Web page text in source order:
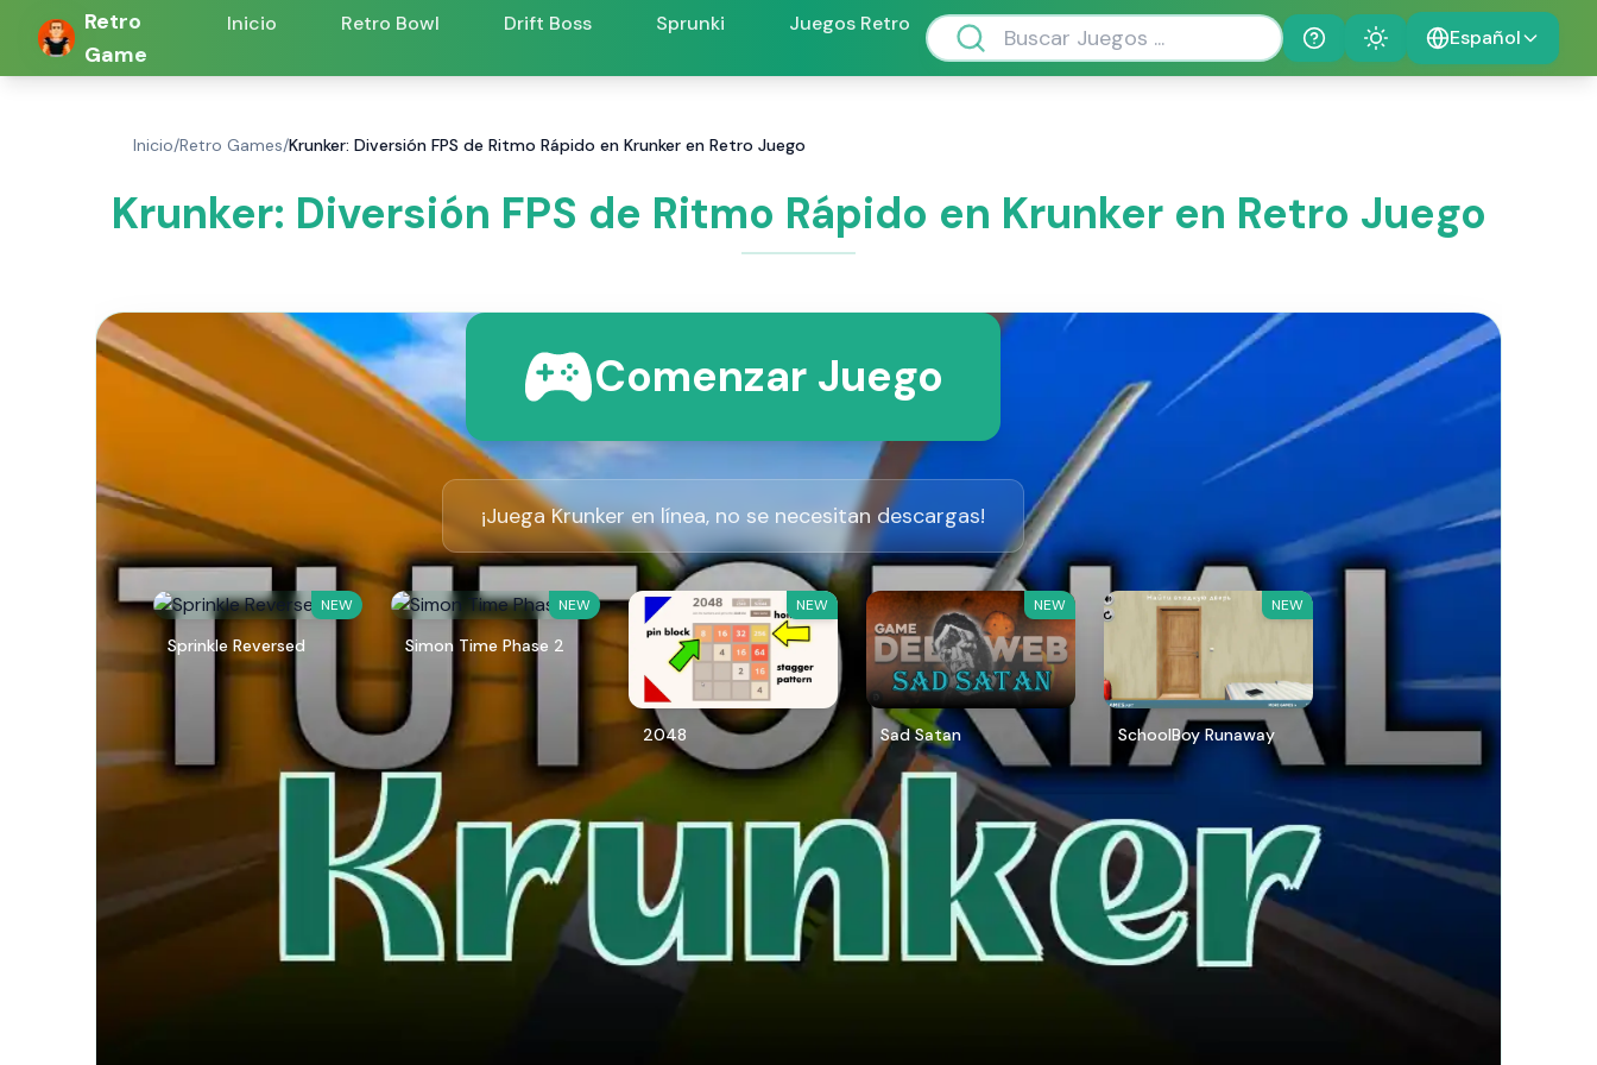
Retro
Game
Inicio Retro Bowl Drift Boss Sprunki
Juegos Retro
Help
Theme Español
Inicio/Retro Games/Krunker: Diversión FPS de Ritmo Rápido en Krunker en Retro Juego
Krunker: Diversión FPS de Ritmo Rápido en Krunker en Retro Juego
Comenzar Juego
¡Juega Krunker en línea, no se necesitan descargas!
NEW
Sprinkle Reversed
NEW
Simon Time Phase 2
NEW
2048
NEW
Sad Satan
NEW
SchoolBoy Runaway